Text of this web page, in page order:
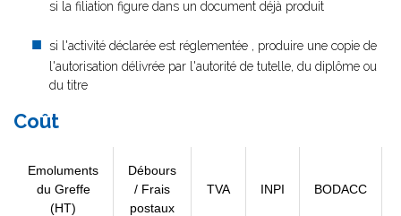
si la filiation figure dans un document déjà produit
si l'activité déclarée est réglementée , produire une copie de
l'autorisation délivrée par l'autorité de tutelle, du diplôme ou
du titre
Coût
Emoluments
du Greffe
(HT)
Débours
/ Frais
postaux
TVA INPI BODACC